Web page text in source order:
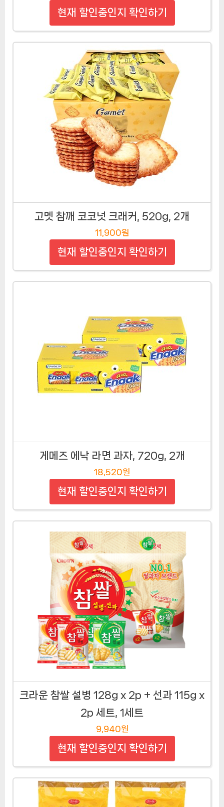
현재 할인중인지 확인하기
고멧 참깨 코코넛 크래커, 520g, 2개
11,900원
현재 할인중인지 확인하기
게메즈 에낙 라면 과자, 720g, 2개
18,520원
현재 할인중인지 확인하기
크라운 참쌀 설병 128g x 2p + 선과 115g x
2p 세트, 1세트
9,940원
현재 할인중인지 확인하기